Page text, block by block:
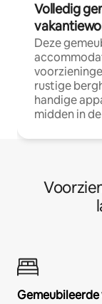
Volledig
Deze
rustige
handige
midden in